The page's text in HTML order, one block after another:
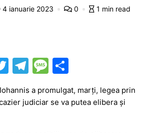
4 ianuarie 2023 0 1 min read
T
itt
T
e
M
s ta
a promulgat, marți, legea prin
judiciar se va putea elibera și